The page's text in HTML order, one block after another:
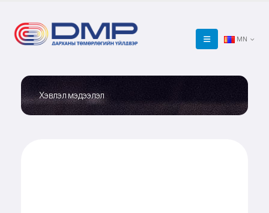
MN
Хэвлэл мэдээлэл